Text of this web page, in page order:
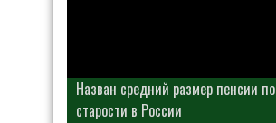
Назван средний размер пенсии по
старости в России